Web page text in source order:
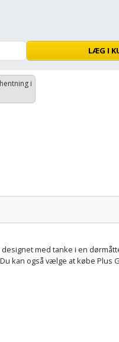
LÆG I
i
designet med tanke i en
kan også vælge at købe Plus